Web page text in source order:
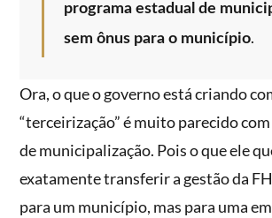
programa estadual de
sem ônus para o município.
Ora, o que o governo está criando
“terceirização” é muito parecido
de municipalização. Pois o que ele
exatamente transferir a gestão da
para um município, mas para uma